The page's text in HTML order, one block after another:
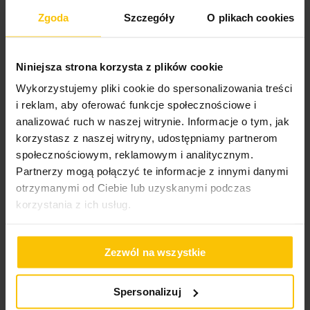
Zgoda Szczegóły O plikach cookies
Niniejsza strona korzysta z plików cookie
Wykorzystujemy pliki cookie do spersonalizowania treści
i reklam, aby oferować funkcje społecznościowe i
analizować ruch w naszej witrynie. Informacje o tym, jak
korzystasz z naszej witryny, udostępniamy partnerom
społecznościowym, reklamowym i analitycznym.
Partnerzy mogą połączyć te informacje z innymi danymi
otrzymanymi od Ciebie lub uzyskanymi podczas
korzystania z ich usług.
Zezwól na wszystkie
Spersonalizuj
tkanina: szenilowa
kolorystyka: jednokolorowa
struktura: miękka, przyjemna w dotyku
sposób zawieszenia: taśma marszcząca
funkcja dodatkowa: tunel na karnisz
efekt wizualny: eleganckie, równe fale
styl: klasyczny, nowoczesny, przytulny
Dane techniczne:
szerokość: 140 cm
Poszewka na poduszkę
ciemnobrązowa NILO
19,90 zł
Dodaj do koszyka Dodaj do listy
High-contrast mode
To może Cię zainteresować